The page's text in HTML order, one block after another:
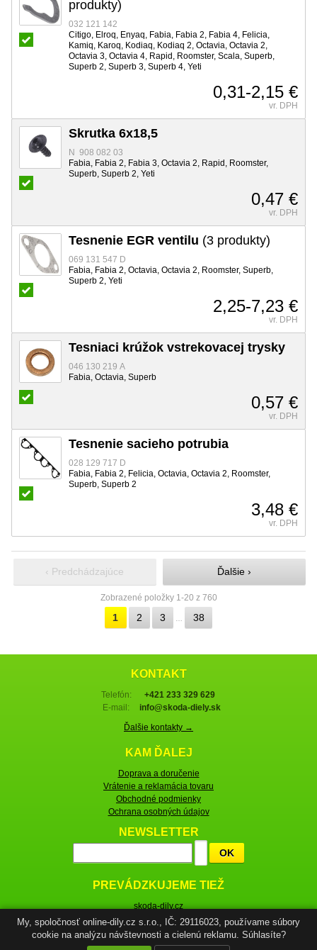
My, spoločnosť online-dily.cz s.r.o., IČ: 29116023, používame súbory
cookie na analýzu návštevnosti a cielenú reklamu. Súhlasíte?
produkty)
032 121 142
Citigo, Elroq, Enyaq, Fabia, Fabia 2, Fabia 4, Felicia,
Kamiq, Karoq, Kodiaq, Kodiaq 2, Octavia, Octavia 2,
Octavia 3, Octavia 4, Rapid, Roomster, Scala, Superb,
Superb 2, Superb 3, Superb 4, Yeti
0,31-2,15 €
vr. DPH
Skrutka 6x18,5
N 908 082 03
Fabia, Fabia 2, Fabia 3, Octavia 2, Rapid, Roomster,
Superb, Superb 2, Yeti
0,47 €
vr. DPH
Tesnenie EGR ventilu (3 produkty)
069 131 547 D
Fabia, Fabia 2, Octavia, Octavia 2, Roomster, Superb,
Superb 2, Yeti
2,25-7,23 €
vr. DPH
Tesniaci krúžok vstrekovacej trysky
046 130 219 A
Fabia, Octavia, Superb
0,57 €
vr. DPH
Tesnenie sacieho potrubia
028 129 717 D
Fabia, Fabia 2, Felicia, Octavia, Octavia 2, Roomster,
Superb, Superb 2
3,48 €
vr. DPH
‹ Predchádzajúce Ďalšie ›
Zobrazené položky 1-20 z 760
1 2 3 38
KONTAKT
Telefón:
+421 233 329 629
E-mail:
info@skoda-diely.sk
Ďalšie kontakty →
KAM ĎALEJ
Doprava a doručenie
Vrátenie a reklamácia tovaru
Obchodné podmienky
Ochrana osobných údajov
NEWSLETTER
OK
PREVÁDZKUJEME TIEŽ
skoda-dily.cz
skoda-parts.com
© Škoda-diely.sk, 2005–2026